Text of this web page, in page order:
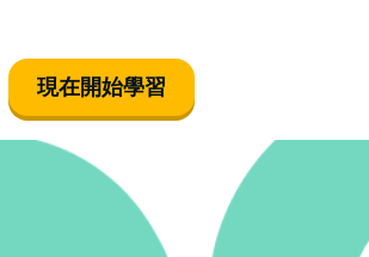
現在開始學習